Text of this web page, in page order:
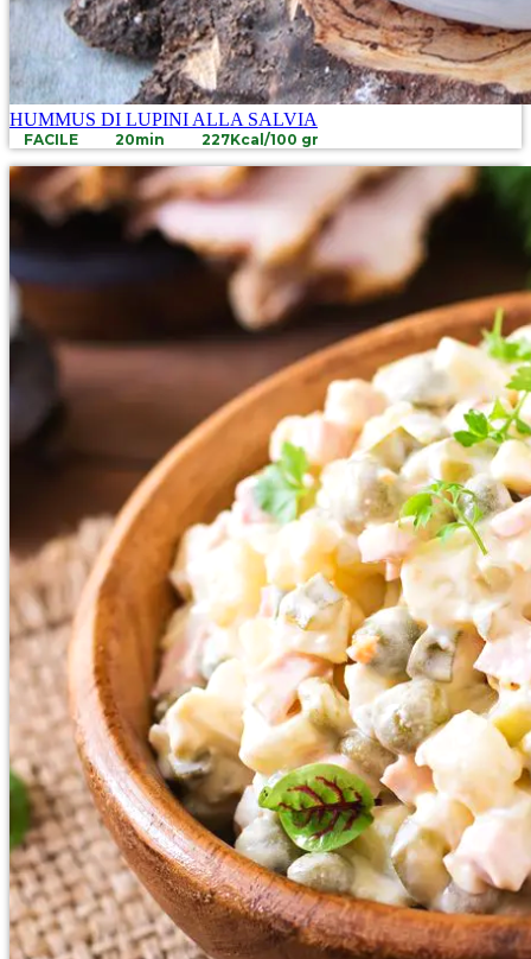
HUMMUS DI LUPINI ALLA SALVIA
FACILE 20min 227Kcal/100 gr